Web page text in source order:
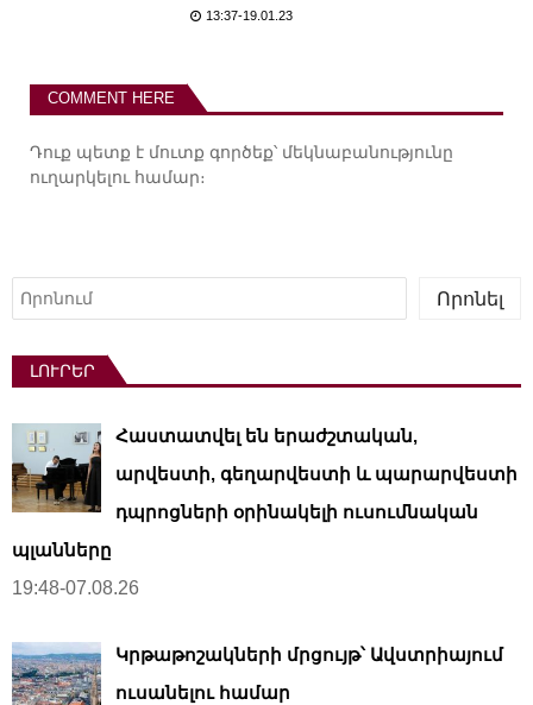
13:37-19.01.23
COMMENT HERE
Դուք պետք է մուտք գործեք՝ մեկնաբանությունը
ուղարկելու համար։
Որոնել
Որոնել
ԼՈՒՐԵՐ
Հաստատվել են երաժշտական,
արվեստի, գեղարվեստի և պարարվեստի
դպրոցների օրինակելի ուսումնական
պլանները
19:48-07.08.26
Կրթաթոշակների մրցույթ՝ Ավստրիայում
ուսանելու համար